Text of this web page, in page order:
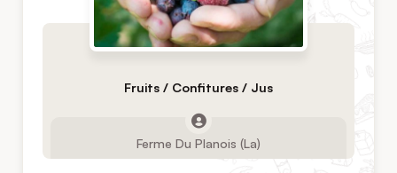
Fruits / Confitures / Jus
Ferme Du Planois (La)